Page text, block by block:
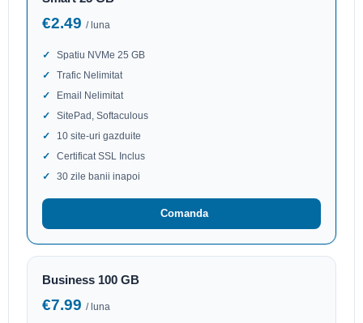
€2.49 / luna
Spatiu NVMe 25 GB
Trafic Nelimitat
Email Nelimitat
SitePad, Softaculous
10 site-uri gazduite
Certificat SSL Inclus
30 zile banii inapoi
Comanda
Business 100 GB
€7.99 / luna